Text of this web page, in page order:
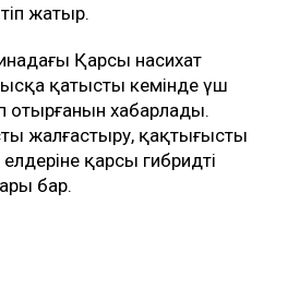
жатыр.
Қарсы насихат
қатысты кемінде үш
отырғанын хабарлады.
жалғастыру, қақтығысты
қарсы гибридті
бар.